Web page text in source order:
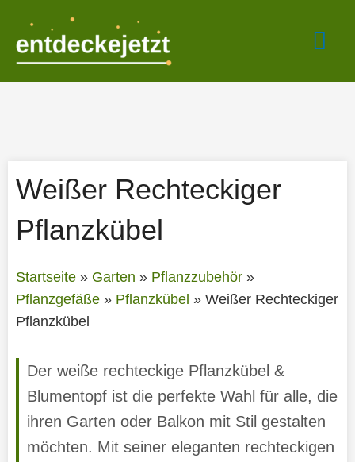
springen
Weißer Rechteckiger
Pflanzkübel
Startseite» Garten » Pflanzzubehör»
Pflanzgefäße» Pflanzkübel » Weißer Rechteckiger
Pflanzkübel
Der weiße rechteckige Pflanzkübel &
Blumentopf ist die perfekte Wahl für alle, die
ihren Garten oder Balkon mit Stil gestalten
möchten. Mit seiner eleganten rechteckigen